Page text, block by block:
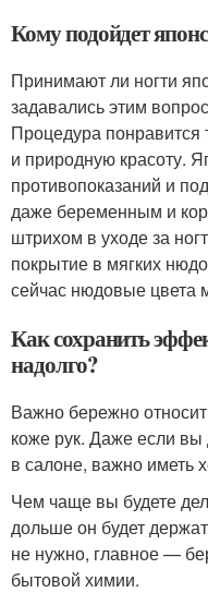
Кому подойдет
Принимают ли ногти
задавались этим
Процедура понравится
и природную красоту.
противопоказаний и
даже беременным и
штрихом в уходе за
покрытие в мягких
сейчас нюдовые цвета
Как сохранить
надолго?
Важно бережно
коже рук. Даже если
в салоне, важно иметь
Чем чаще вы будете
дольше он будет
не нужно, главное —
бытовой химии.